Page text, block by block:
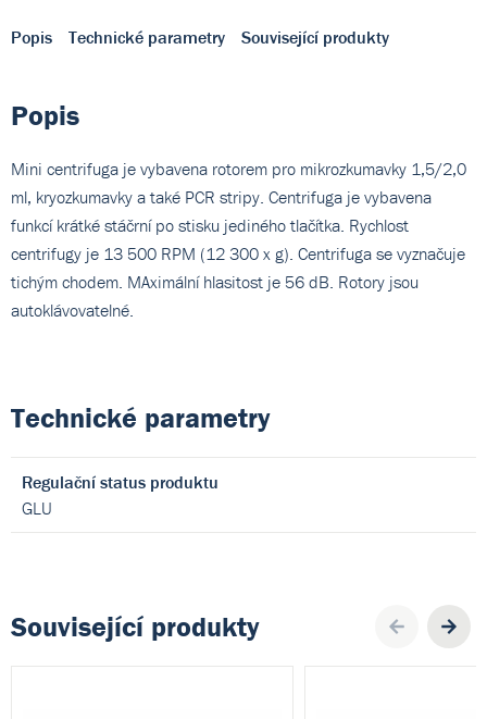
Popis Technické parametry Související produkty
Popis
Mini centrifuga je vybavena rotorem pro mikrozkumavky 1,5/2,0
ml, kryozkumavky a také PCR stripy. Centrifuga je vybavena
funkcí krátké stáčrní po stisku jediného tlačítka. Rychlost
centrifugy je 13 500 RPM (12 300 x g). Centrifuga se vyznačuje
tichým chodem. MAximální hlasitost je 56 dB. Rotory jsou
autoklávovatelné.
Technické parametry
Regulační status produktu
GLU
Související produkty